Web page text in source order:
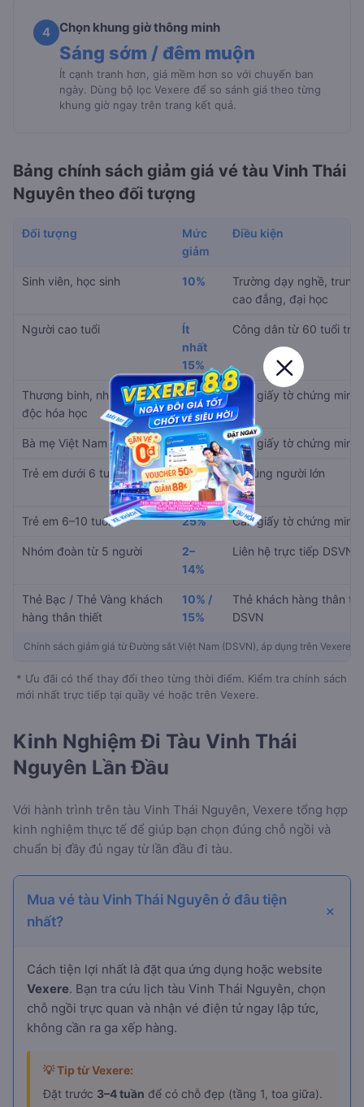
4 Chọn khung giờ thông minh
Sáng sớm / đêm muộn
Ít cạnh tranh hơn, giá mềm hơn so với chuyến ban
ngày. Dùng bộ lọc Vexere để so sánh giá theo từng
khung giờ ngay trên trang kết quả.
Bảng chính sách giảm giá vé tàu Vinh Thái
Nguyên theo đối tượng
Chính sách giảm giá từ Đường sắt Việt Nam (DSVN), áp dụng trên Vexere
Đối tượng
Mức
giảm
Điều kiện
Sinh viên, học sinh 10%
Trường dạy nghề, trung
cao đẳng, đại học
Người cao tuổi
Ít
nhất
15%
Công dân từ 60 tuổi trở
Thương binh, nhiễm chất
độc hóa học
30% Cần giấy tờ chứng minh
Bà mẹ Việt Nam anh hùng 90% Cần giấy tờ chứng minh
Trẻ em dưới 6 tuổi
Miễn
phí
Đi cùng người lớn
Trẻ em 6–10 tuổi 25% Cần giấy tờ chứng minh
Nhóm đoàn từ 5 người
2–
14%
Liên hệ trực tiếp DSVN
Thẻ Bạc / Thẻ Vàng khách
hàng thân thiết
10% /
15%
Thẻ khách hàng thân
DSVN
* Ưu đãi có thể thay đổi theo từng thời điểm. Kiểm tra chính sách
mới nhất trực tiếp tại quầy vé hoặc trên Vexere.
Kinh Nghiệm Đi Tàu Vinh Thái
Nguyên Lần Đầu
Với hành trình trên tàu Vinh Thái Nguyên, Vexere tổng hợp
kinh nghiệm thực tế để giúp bạn chọn đúng chỗ ngồi và
chuẩn bị đầy đủ ngay từ lần đầu đi tàu.
Mua vé tàu Vinh Thái Nguyên ở đâu tiện
nhất?
Cách tiện lợi nhất là đặt qua ứng dụng hoặc website
Vexere. Bạn tra cứu lịch tàu Vinh Thái Nguyên, chọn
chỗ ngồi trực quan và nhận vé điện tử ngay lập tức,
không cần ra ga xếp hàng.
💡 Tip từ Vexere:
Đặt trước 3–4 tuần để có chỗ đẹp (tầng 1, toa giữa).